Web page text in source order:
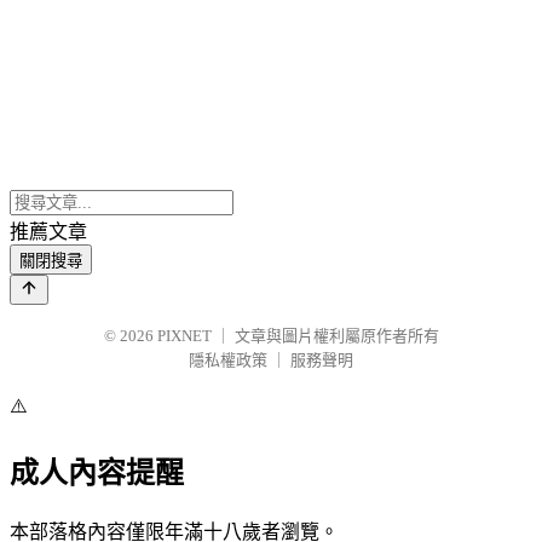
推薦文章
關閉搜尋
© 2026 PIXNET
文章與圖片權利屬原作者所有
隱私權政策
服務聲明
⚠️
成人內容提醒
本部落格內容僅限年滿十八歲者瀏覽。